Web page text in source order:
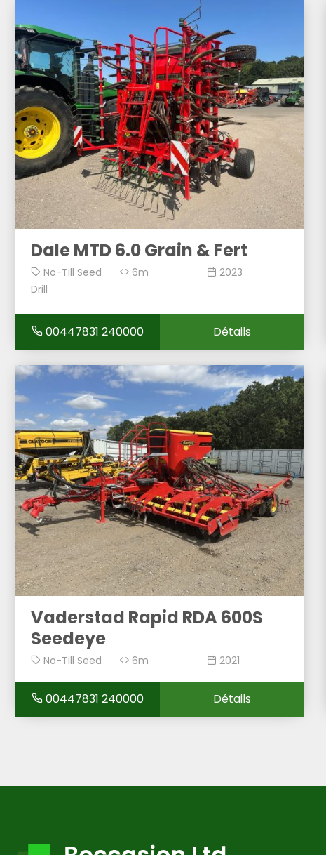
Dale MTD 6.0 Grain & Fert
No-Till Seed
Drill
6m 2023
00447831 240000 Détails
Vaderstad Rapid RDA 600S
Seedeye
No-Till Seed
6m 2021
00447831 240000 Détails